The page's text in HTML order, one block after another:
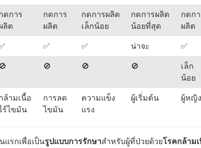
ดการ
ลิต
กดการ
ผลิต
กดการผลิต
เล็กน้อย
กดการผลิต
น้อยที่สุด
กดก
ผลิต
✅️ ✅️ น่าจะ ✅️
🚫 🚫 🚫 🚫
เล็ก
น้อย
ล้ามเนื้อ
ร้ไขมัน
การลด
ไขมัน
ความแข็ง
แรง
ผู้เริ่มต้น ผู้หญิ
แรกเพื่อเป็นรูปแบบการรักษาสำหรับผู้ที่ป่วยด้วยโรคกล้าม